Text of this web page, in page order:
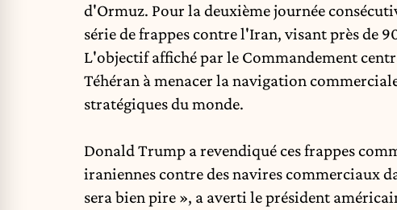
d'Ormuz. Pour la deuxième journée
série de frappes contre l'Iran, visant près de
L'objectif affiché par le Commandement
Téhéran à menacer la navigation
stratégiques du monde.
Donald Trump a revendiqué ces frappes
iraniennes contre des navires commerciaux
sera bien pire », a averti le président